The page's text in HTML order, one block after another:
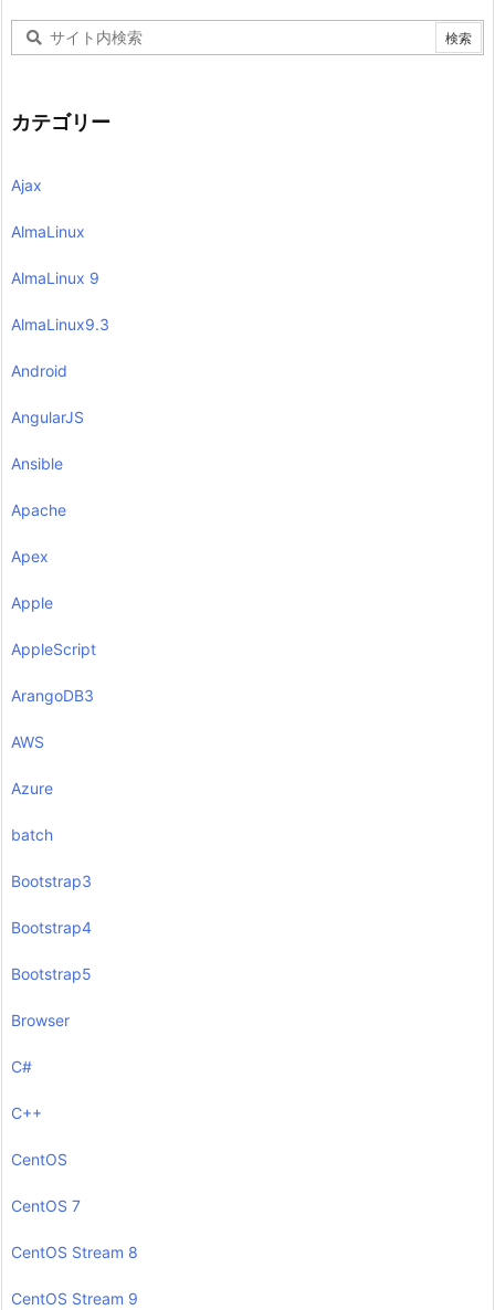
カテゴリー
Ajax
AlmaLinux
AlmaLinux 9
AlmaLinux9.3
Android
AngularJS
Ansible
Apache
Apex
Apple
AppleScript
ArangoDB3
AWS
Azure
batch
Bootstrap3
Bootstrap4
Bootstrap5
Browser
C#
C++
CentOS
CentOS 7
CentOS Stream 8
CentOS Stream 9